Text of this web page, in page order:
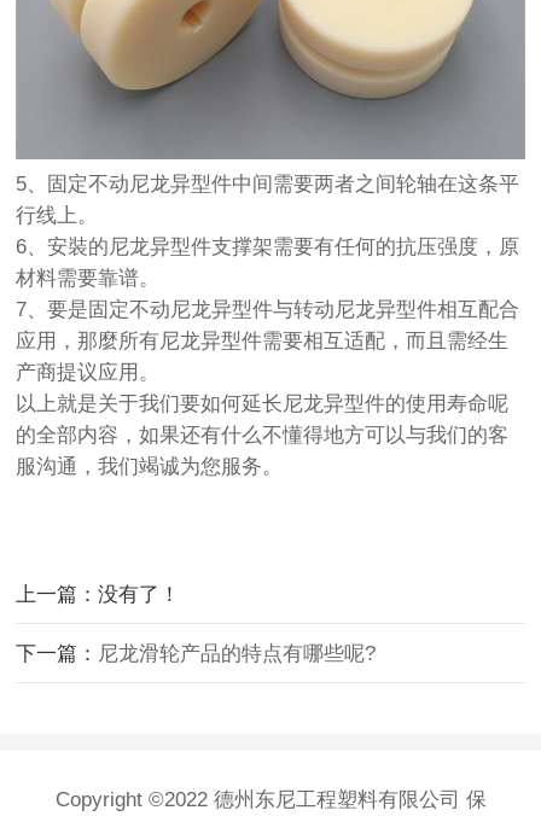
5、固定不动尼龙异型件中间需要两者之间轮轴在这条平
行线上。
6、安裝的尼龙异型件支撑架需要有任何的抗压强度，原
材料需要靠谱。
7、要是固定不动尼龙异型件与转动尼龙异型件相互配合
应用，那麼所有尼龙异型件需要相互适配，而且需经生
产商提议应用。
以上就是关于我们要如何延长尼龙异型件的使用寿命呢
的全部内容，如果还有什么不懂得地方可以与我们的客
服沟通，我们竭诚为您服务。
上一篇：没有了！
下一篇： 尼龙滑轮产品的特点有哪些呢?
Copyright ©2022 德州东尼工程塑料有限公司 保